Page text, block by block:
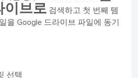
이브로 검색하고 첫 번째 템
을 Google 드라이브 파일에 동기